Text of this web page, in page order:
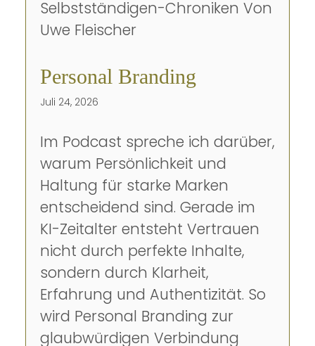
Personal Branding
Juli 24, 2026
Im Podcast spreche ich darüber,
warum Persönlichkeit und
Haltung für starke Marken
entscheidend sind. Gerade im
KI-Zeitalter entsteht Vertrauen
nicht durch perfekte Inhalte,
sondern durch Klarheit,
Erfahrung und Authentizität. So
wird Personal Branding zur
glaubwürdigen Verbindung